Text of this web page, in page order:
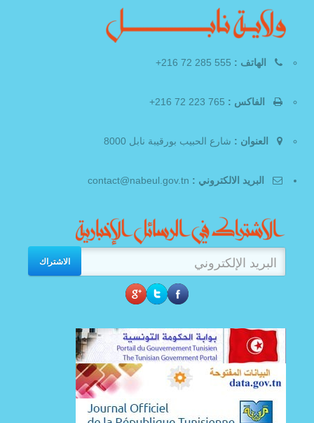
الهاتف :
الفاكس :
العنوان : شارع الحبيب بورقيبة نابل 8000
البريد الالكتروني :
الاشتراك